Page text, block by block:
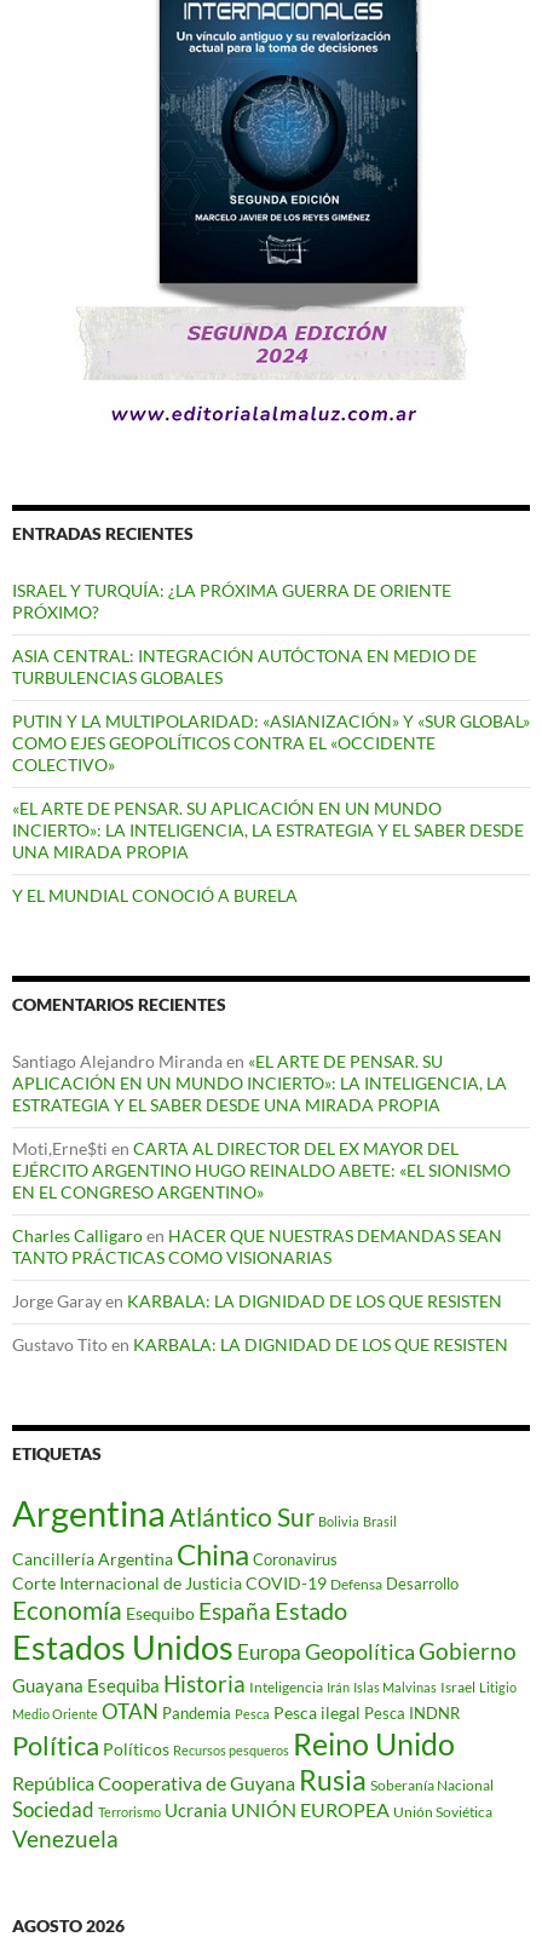
ENTRADAS RECIENTES
ISRAEL Y TURQUÍA: ¿LA PRÓXIMA GUERRA DE ORIENTE
PRÓXIMO?
ASIA CENTRAL: INTEGRACIÓN AUTÓCTONA EN MEDIO DE
TURBULENCIAS GLOBALES
PUTIN Y LA MULTIPOLARIDAD: «ASIANIZACIÓN» Y «SUR GLOBAL»
COMO EJES GEOPOLÍTICOS CONTRA EL «OCCIDENTE
COLECTIVO»
«EL ARTE DE PENSAR. SU APLICACIÓN EN UN MUNDO
INCIERTO»: LA INTELIGENCIA, LA ESTRATEGIA Y EL SABER DESDE
UNA MIRADA PROPIA
Y EL MUNDIAL CONOCIÓ A BURELA
COMENTARIOS RECIENTES
Santiago Alejandro Mirandaen «EL ARTE DE PENSAR. SU
APLICACIÓN EN UN MUNDO INCIERTO»: LA INTELIGENCIA, LA
ESTRATEGIA Y EL SABER DESDE UNA MIRADA PROPIA
Moti,Erne$ti en CARTA AL DIRECTOR DEL EX MAYOR DEL
EJÉRCITO ARGENTINO HUGO REINALDO ABETE: «EL SIONISMO
EN EL CONGRESO ARGENTINO»
Charles Calligaroen HACER QUE NUESTRAS DEMANDAS SEAN
TANTO PRÁCTICAS COMO VISIONARIAS
Jorge Garayen KARBALA: LA DIGNIDAD DE LOS QUE RESISTEN
Gustavo Titoen KARBALA: LA DIGNIDAD DE LOS QUE RESISTEN
ETIQUETAS
Argentina Atlántico Sur Bolivia Brasil
Cancillería Argentina China Coronavirus
Corte Internacional de JusticiaCOVID-19 Defensa Desarrollo
Economía Esequibo España Estado
Estados Unidos EuropaGeopolíticaGobierno
Guayana Esequiba Historia Inteligencia Irán Islas Malvinas Israel Litigio
Medio Oriente OTAN Pandemia Pesca Pesca ilegal Pesca INDNR
Política Políticos Recursos pesqueros Reino Unido
República Cooperativa de Guyana Rusia Soberanía Nacional
Sociedad Terrorismo Ucrania UNIÓN EUROPEA Unión Soviética
Venezuela
AGOSTO 2026